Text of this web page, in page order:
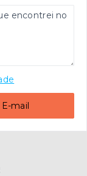
E-mail